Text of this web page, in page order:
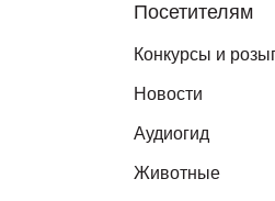
Посетителям
Конкурсы и
Новости
Аудиогид
Животные